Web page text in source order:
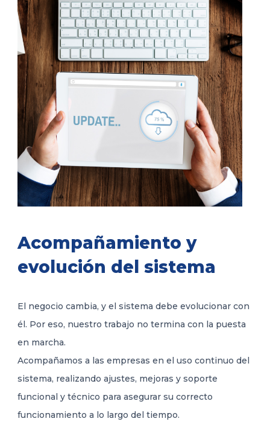
Acompañamiento y
evolución del sistema
El negocio cambia, y el sistema debe evolucionar con
él. Por eso, nuestro trabajo no termina con la puesta
en marcha.
Acompañamos a las empresas en el uso continuo del
sistema, realizando ajustes, mejoras y soporte
funcional y técnico para asegurar su correcto
funcionamiento a lo largo del tiempo.